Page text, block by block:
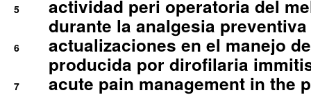
5
actividad peri operatoria del
durante la analgesia
6
actualizaciones en el manejo
producida por dirofilaria
7 acute pain management in the